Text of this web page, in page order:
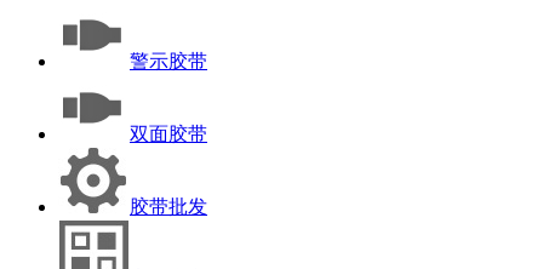
警示胶带
双面胶带
胶带批发